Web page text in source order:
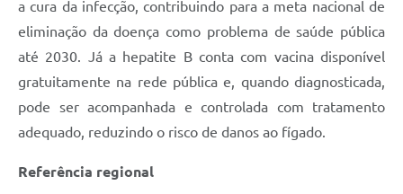
a cura da infecção, contribuindo para a meta nacional de
eliminação da doença como problema de saúde pública
até 2030. Já a hepatite B conta com vacina disponível
gratuitamente na rede pública e, quando diagnosticada,
pode ser acompanhada e controlada com tratamento
adequado, reduzindo o risco de danos ao fígado.
Referência regional